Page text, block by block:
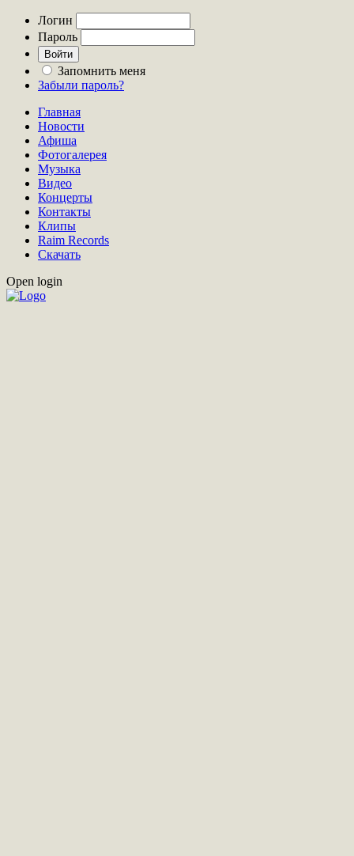
Логин
Пароль
Запомнить меня
Забыли пароль?
Главная
Новости
Афиша
Фотогалерея
Музыка
Видео
Концерты
Контакты
Клипы
Raim Records
Скачать
Open login